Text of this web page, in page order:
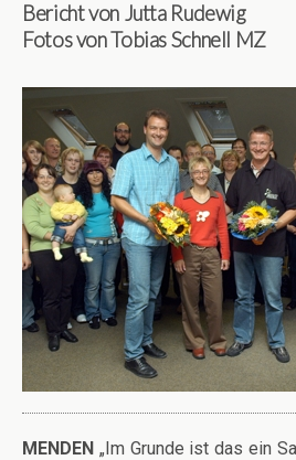
Bericht von Jutta Rudewig
Fotos von Tobias Schnell MZ
MENDEN „Im Grunde ist das ein